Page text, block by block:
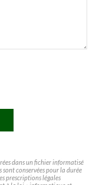
dans un fichier informatisé
conservées pour la durée
prescriptions légales